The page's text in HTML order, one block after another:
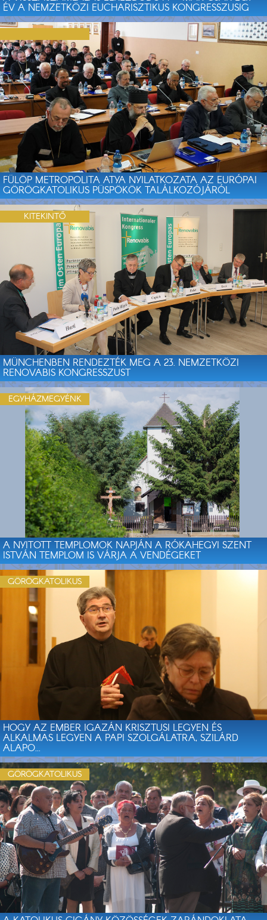
ÉV A NEMZETKÖZI EUCHARISZTIKUS KONGRESSZUSIG
FÜLÖP METROPOLITA ATYA NYILATKOZATA AZ EURÓPAI
GÖRÖGKATOLIKUS PÜSPÖKÖK TALÁLKOZÓJÁRÓL
MÜNCHENBEN RENDEZTÉK MEG A 23. NEMZETKÖZI
RENOVABIS KONGRESSZUST
KITEKINTŐ
A NYITOTT TEMPLOMOK NAPJÁN A RÓKAHEGYI SZENT
ISTVÁN TEMPLOM IS VÁRJA A VENDÉGEKET
EGYHÁZMEGYÉNK
HOGY AZ EMBER IGAZÁN KRISZTUSI LEGYEN ÉS
ALKALMAS LEGYEN A PAPI SZOLGÁLATRA, SZILÁRD
ALAPO...
GÖRÖGKATOLIKUS
GÖRÖGKATOLIKUS